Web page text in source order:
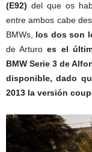
(E92) del que os
entre ambos cabe
BMWs, los dos son
de Arturoes el
BMW Serie 3 de
disponible, dado
2013 la versión